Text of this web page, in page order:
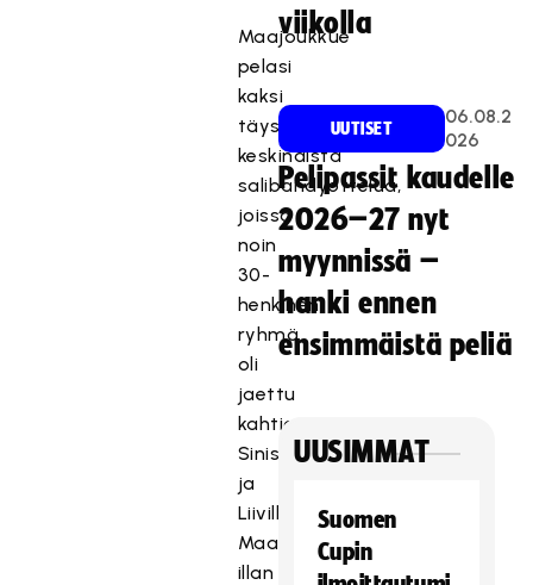
Maajoukkue
pelasi
kaksi
täysimittaista
keskinäistä
salibandyottelua,
joissa
noin
30-
henkinen
ryhmä
oli
jaettu
kahtia,
Siniseen
ja
Liivilliseen.
Maanantai-
illan
viikolla
UUTISET
06.08.2
026
Pelipassit kaudelle
2026–27 nyt
myynnissä –
hanki ennen
ensimmäistä peliä
UUSIMMAT
Suomen
Cupin